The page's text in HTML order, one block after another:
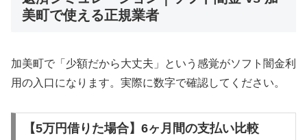
美町で使える正規業者
加美町で「少額だから大丈夫」という感覚がソフト闇金利
用の入口になります。実際に数字で確認してください。
【5万円借りた場合】6ヶ月間の支払い比較